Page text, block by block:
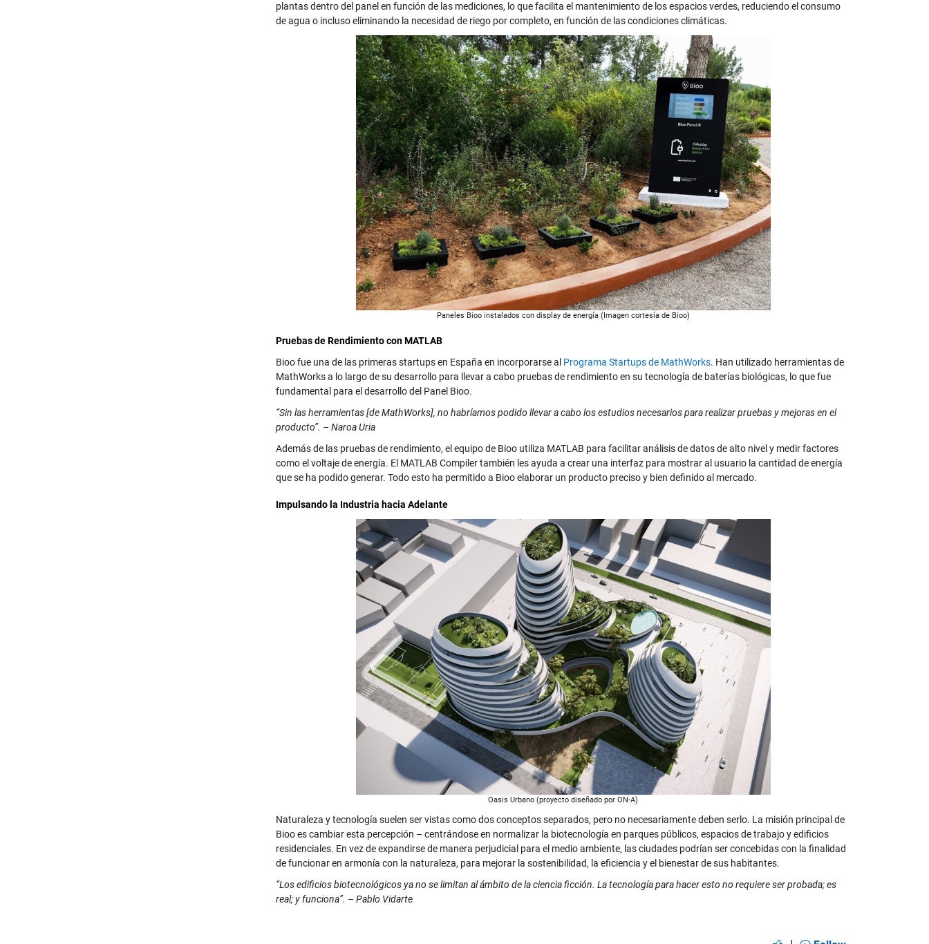
plantas dentro del panel en función de las mediciones, lo que facilita el mantenimiento de los espacios verdes, reduciendo el consumo
de agua o incluso eliminando la necesidad de riego por completo, en función de las condiciones climáticas.
Paneles Bioo instalados con display de energía (Imagen cortesía de Bioo)
Pruebas de Rendimiento con MATLAB
Bioo fue una de las primeras startups en España en incorporarse al Programa Startups de MathWorks. Han utilizado herramientas de
MathWorks a lo largo de su desarrollo para llevar a cabo pruebas de rendimiento en su tecnología de baterías biológicas, lo que fue
fundamental para el desarrollo del Panel Bioo.
“Sin las herramientas [de MathWorks], no habríamos podido llevar a cabo los estudios necesarios para realizar pruebas y mejoras en el
producto”. – Naroa Uria
Además de las pruebas de rendimiento, el equipo de Bioo utiliza MATLAB para facilitar análisis de datos de alto nivel y medir factores
como el voltaje de energía. El MATLAB Compiler también les ayuda a crear una interfaz para mostrar al usuario la cantidad de energía
que se ha podido generar. Todo esto ha permitido a Bioo elaborar un producto preciso y bien definido al mercado.
Impulsando la Industria hacia Adelante
Oasis Urbano (proyecto diseñado por ON-A)
Naturaleza y tecnología suelen ser vistas como dos conceptos separados, pero no necesariamente deben serlo. La misión principal de
Bioo es cambiar esta percepción – centrándose en normalizar la biotecnología en parques públicos, espacios de trabajo y edificios
residenciales. En vez de expandirse de manera perjudicial para el medio ambiente, las ciudades podrían ser concebidas con la finalidad
de funcionar en armonía con la naturaleza, para mejorar la sostenibilidad, la eficiencia y el bienestar de sus habitantes.
“Los edificios biotecnológicos ya no se limitan al ámbito de la ciencia ficción. La tecnología para hacer esto no requiere ser probada; es
real; y funciona”. – Pablo Vidarte